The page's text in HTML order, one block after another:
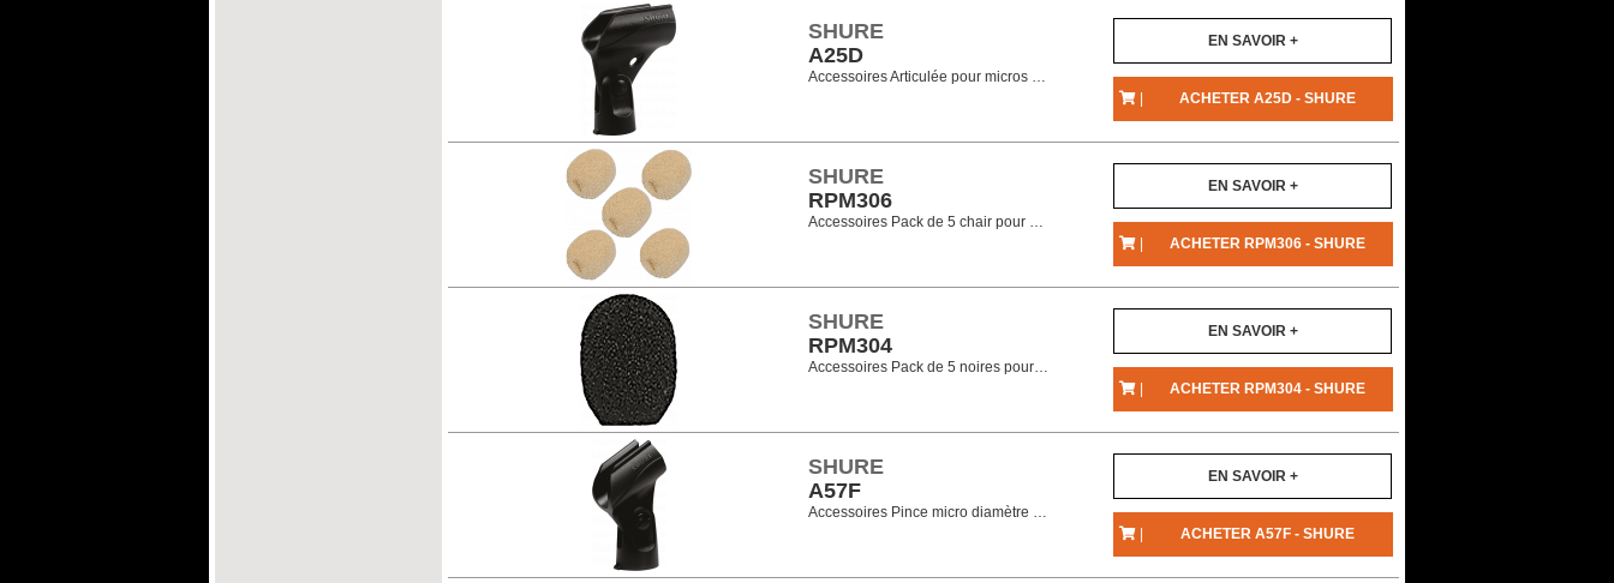
SHURE
A25D
Accessoires Articulée pour micros …
EN SAVOIR +
| ACHETER A25D - SHURE
SHURE
RPM306
Accessoires Pack de 5 chair pour …
EN SAVOIR +
| ACHETER RPM306 - SHURE
SHURE
RPM304
Accessoires Pack de 5 noires pour…
EN SAVOIR +
| ACHETER RPM304 - SHURE
SHURE
A57F
Accessoires Pince micro diamètre …
EN SAVOIR +
| ACHETER A57F - SHURE